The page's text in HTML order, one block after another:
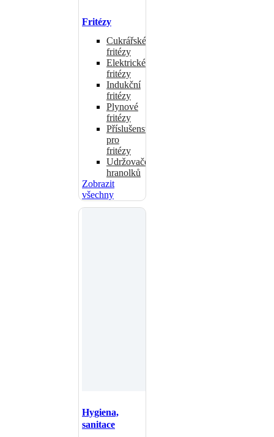
Fritézy
Cukrářské
fritézy
Elektrické
fritézy
Indukční
fritézy
Plynové
fritézy
Příslušenství
pro
fritézy
Udržovače
hranolků
Zobrazit
všechny
Hygiena,
sanitace